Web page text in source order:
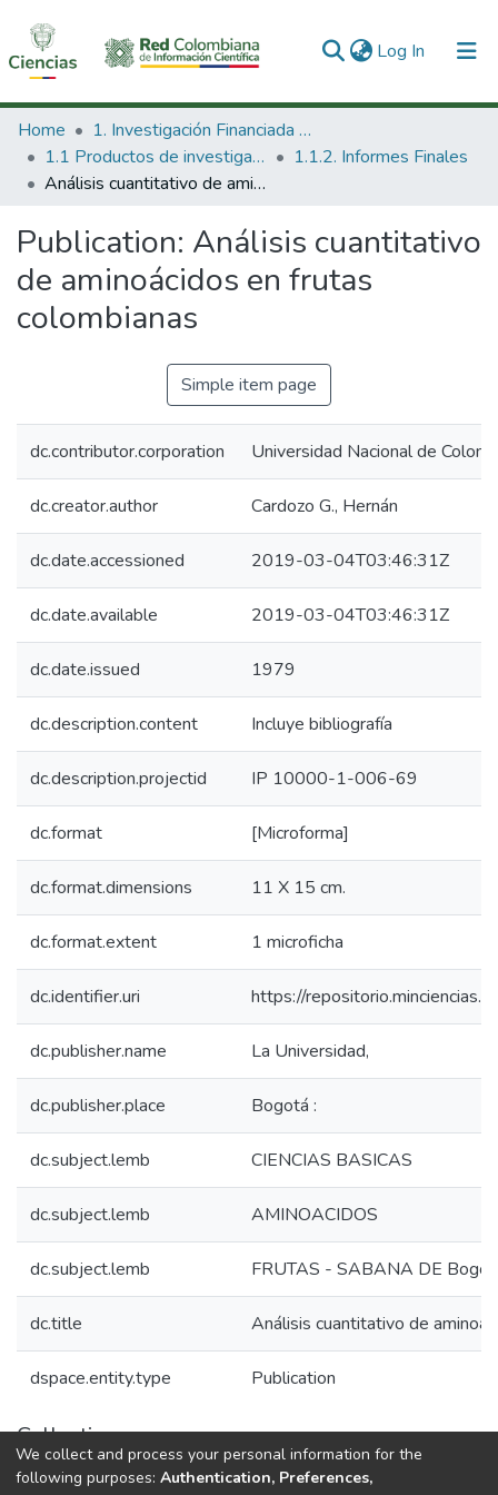
Log In (current)
Communities & Collections
All of DSpace
Home
1. Investigación Financiada con Recursos Públicos
1.1 Productos de investigación
1.1.2. Informes Finales
Análisis cuantitativo de aminoácidos en frutas colombianas
Publication: Análisis cuantitativo
de aminoácidos en frutas
colombianas
Simple item page
dc.contributor.corporation Universidad Nacional de
dc.creator.author Cardozo G., Hernán
dc.date.accessioned 2019-03-04T03:46:31Z
dc.date.available 2019-03-04T03:46:31Z
dc.date.issued 1979
dc.description.content Incluye bibliografía
dc.description.projectid IP 10000-1-006-69
dc.format [Microforma]
dc.format.dimensions 11 X 15 cm.
dc.format.extent 1 microficha
dc.identifier.uri https://
dc.publisher.name La Universidad,
dc.publisher.place Bogotá :
dc.subject.lemb CIENCIAS BASICAS
dc.subject.lemb AMINOACIDOS
dc.subject.lemb FRUTAS - SABANA DE
dc.title Análisis cuantitativo de
dspace.entity.type Publication
Collections
1.1.2. Informes Finales
We collect and process your personal information for the
following purposes: Authentication, Preferences,